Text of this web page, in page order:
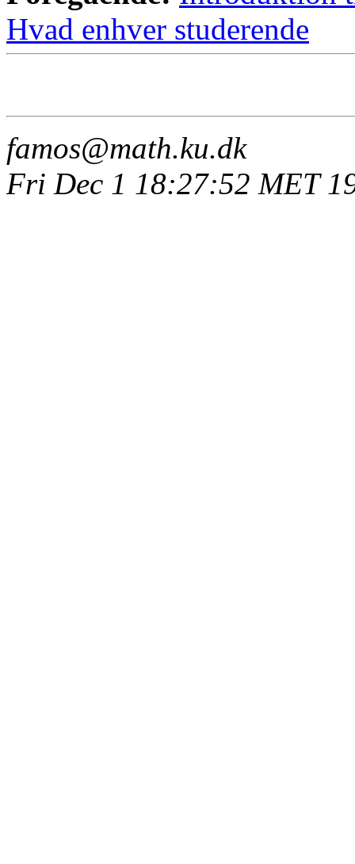
Hvad enhver studerende
famos@math.ku.dk
Fri Dec 1 18:27:52 MET